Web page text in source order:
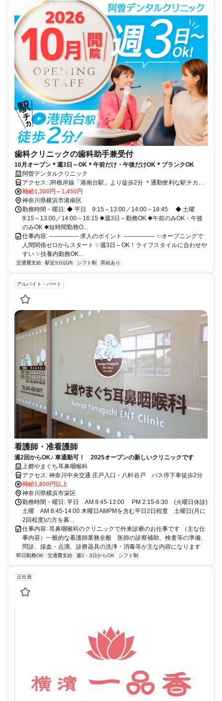
歯科クリニックの歯科助手兼受付
10月オープン＊週3日～OK＊午前だけ・午後だけOK＊ブランクOK
阿曽デンタルクリニック
アクセス: JR根岸線「港南台駅」より徒歩2分 ＊通勤便利な駅チカ勤
務 ＊転勤なし
時給1,300円～1,450円
神奈川県横浜市港南区
勤務時間・曜日: ◆ 平日 9:15～13:00／14:00～18:45 ◆ 土曜
9:15～13:00／14:00～16:15 ✱週3日～勤務OK ✱午前のみOK・午後
のみOK ✱短時間勤務O...
仕事内容: --------------- 求人のポイント ---------------- ✨オープニングで
人間関係ゼロからスタート ✨週3日～OK！ライフスタイルに合わせや
すい ✨扶養内勤務OK...
交通費支給 駅近5分以内 シフト制 昇給あり
アルバイト・パート
看護師・准看護師
週2回からOK♪ 車通勤可！ 2025オープンの新しいクリニックです
上郷やまぐち耳鼻咽喉科
アクセス: 神奈川中央交通 庄戸入口・八軒谷戸 バス停下車徒歩2分
時給1,850円以上
神奈川県横浜市栄区
勤務時間・曜日: 平日 AM 8:45-13:00 PM 2:15-6:30 (火曜日休診)
土曜 AM 8:45-14:00 木曜日AMPMを含む平日2日程度 土曜日(月に
2回程度)の方を募...
仕事内容: 耳鼻咽喉科のクリニックで外来診療のお仕事です （主な仕
事内容）一般的な看護師業務全般 医師の診察補助、検査等の準備、
問診、採血・点滴、診療器具の洗浄・消毒等が主な内容になります
即日勤務OK 交通費支給 週2・3日からOK シフト制
正社員